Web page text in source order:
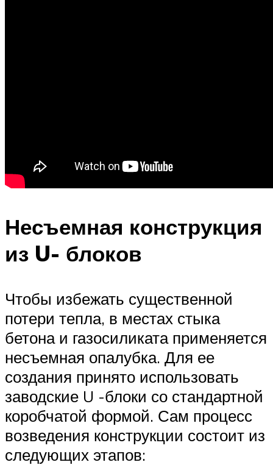
Несъемная конструкция
из U- блоков
Чтобы избежать существенной
потери тепла, в местах стыка
бетона и газосиликата применяется
несъемная опалубка. Для ее
создания принято использовать
заводские U -блоки со стандартной
коробчатой формой. Сам процесс
возведения конструкции состоит из
следующих этапов: